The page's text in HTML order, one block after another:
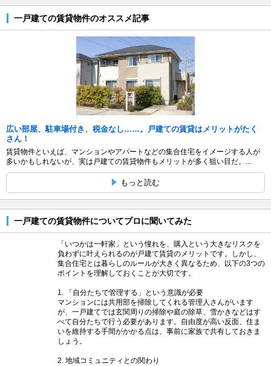
一戸建ての賃貸物件のオススメ記事
広い部屋、駐車場付き、税金なし……。戸建ての賃貸はメリットがたく
さん！
賃貸物件といえば、マンションやアパートなどの集合住宅をイメージする人が
多いかもしれないが、実は戸建ての賃貸物件もメリットが多く狙い目だ。...
もっと読む
一戸建ての賃貸物件についてプロに聞いてみた
「いつかは一軒家」という憧れを、購入という大きなリスクを
負わずに叶えられるのが戸建て賃貸のメリットです。しかし、
集合住宅とは暮らしのルールが大きく異なるため、以下の3つの
ポイントを理解しておくことが大切です。
1. 「自分たちで管理する」という意識が必要
マンションには共用部を掃除してくれる管理人さんがいます
が、一戸建てでは玄関周りの掃除や庭の除草、雪かきなどはす
べて自分たちで行う必要があります。自由度が高い反面、住ま
いを維持する手間がかかる点は、事前に家族で共有しておきま
しょう。
2. 地域コミュニティとの関わり